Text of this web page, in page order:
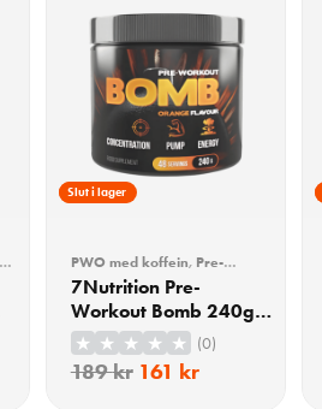
15% Rabatt
Slut i lager
PWO med koffein, Pre-
workout (PWO),
7Nutrition Pre-
Workout Bomb 240g –
Orange
(0)
189kr 161 kr